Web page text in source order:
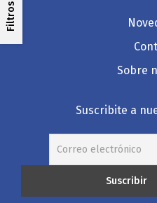
Filtros
Sobre
Suscribite a